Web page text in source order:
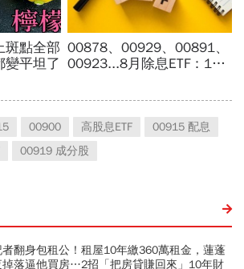
00900 高股息ETF
00915 配息
00919 成分股
者翻身包租公！租屋10年繳360萬租金，蓮蓬
掉落逼他買房…2招「把房貸賺回來」10年財